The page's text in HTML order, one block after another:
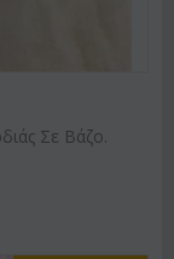
Σε Βάζο.